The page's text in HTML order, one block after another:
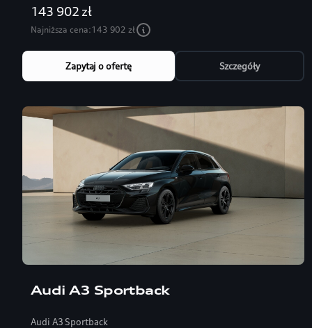
143 902 zł
Najniższa cena:143 902 zł
Zapytaj o ofertę Szczegóły
Audi A3 Sportback
Audi A3 Sportback